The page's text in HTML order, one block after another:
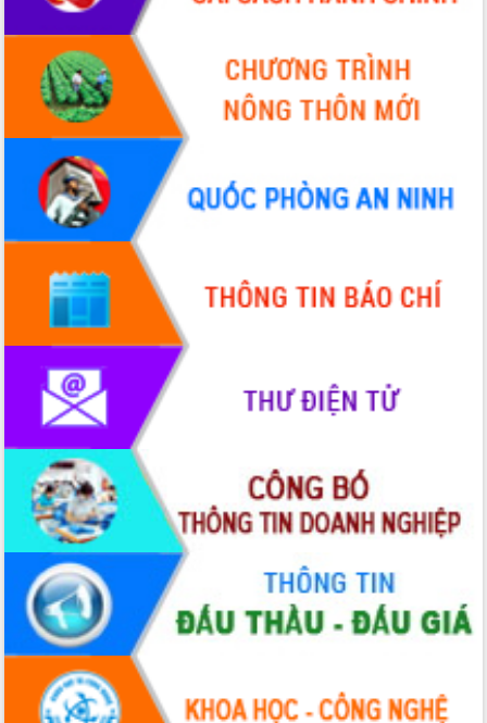
Ứng dụng sinh trắc học - Bước tiến
trong hành trình chuyển đổi số tại Đắk
Đắk Lắk nâng cao hiệu quả công tác
Đảng từ Sổ tay đảng viên điện tử
Đắk Lắk đẩy mạnh nuôi biển công
nghệ, hướng tới phát triển thủy sản
bền vững
Tập huấn nâng cao năng lực triển khai
chuyển đổi số cho cán bộ, công chức
cấp xã
Đắk Lắk phát động hưởng ứng Ngày
Quyền của người tiêu dùng Việt Nam
Đẩy mạnh cải cách hành chính, quyết
tâm đạt được mục tiêu tăng trưởng
hai con số trong năm 2026
Tổ chức trang trọng Lễ hội Đền thờ
Lương Văn Chánh năm 2026
Phó Bí thư Tỉnh ủy Đắk Lắk Đỗ Hữu
Huy giữ chức Bí thư Đảng ủy Ủy Ban
Nhân dân tỉnh
Bệnh án điện tử thúc đẩy chuyển đổi
số y tế tại Đắk Lắk
Chuyển đổi số thư viện: Mở rộng
không gian tri thức trong thời đại số
Đánh giá, rút kinh nghiệm công tác tổ
chức diễn tập trước ngày bầu cử
Chương trình “Gặp gỡ hữu nghị –
Friendship Meeting New Year 2026”